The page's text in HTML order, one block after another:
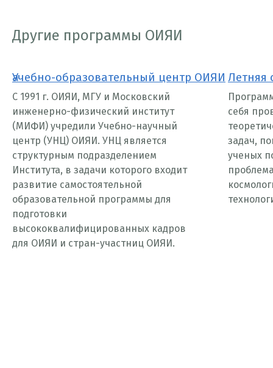
Другие программы ОИЯИ
Учебно-образовательный центр ОИЯИ
С 1991 г. ОИЯИ, МГУ и Московский
инженерно-физический институт
(МИФИ) учредили Учебно-научный
центр (УНЦ) ОИЯИ. УНЦ является
структурным подразделением
Института, в задачи которого входит
развитие самостоятельной
образовательной программы для
подготовки
высококвалифицированных кадров
для ОИЯИ и стран-участниц ОИЯИ.
Летняя
себя
задач,
ученых